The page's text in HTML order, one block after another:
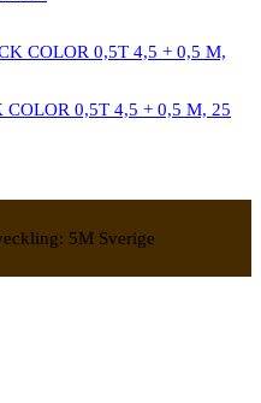
COLOR 0,5T 4,5 + 0,5 M, 25
5M Sverige